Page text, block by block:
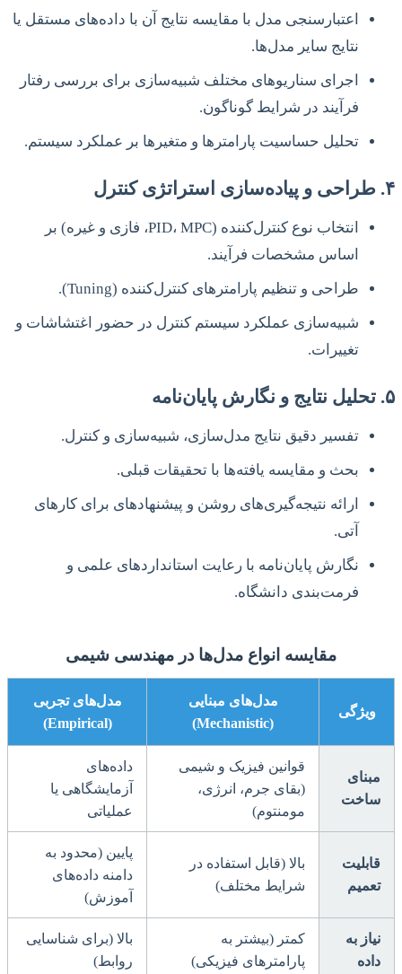
اعتبارسنجی مدل با مقایسه نتایج آن با داده‌های مستقل یا
نتایج سایر مدل‌ها.
اجرای سناریوهای مختلف شبیه‌سازی برای بررسی رفتار
فرآیند در شرایط گوناگون.
تحلیل حساسیت پارامترها و متغیرها بر عملکرد سیستم.
۴. طراحی و پیاده‌سازی استراتژی کنترل
انتخاب نوع کنترل‌کننده (PID، MPC، فازی و غیره) بر
اساس مشخصات فرآیند.
طراحی و تنظیم پارامترهای کنترل‌کننده (Tuning).
شبیه‌سازی عملکرد سیستم کنترل در حضور اغتشاشات و
تغییرات.
۵. تحلیل نتایج و نگارش پایان‌نامه
تفسیر دقیق نتایج مدل‌سازی، شبیه‌سازی و کنترل.
بحث و مقایسه یافته‌ها با تحقیقات قبلی.
ارائه نتیجه‌گیری‌های روشن و پیشنهادهای برای کارهای
آتی.
نگارش پایان‌نامه با رعایت استانداردهای علمی و
فرمت‌بندی دانشگاه.
مقایسه انواع مدل‌ها در مهندسی شیمی
ویژگی
مدل‌های مبنایی
(Mechanistic)
مدل‌های تجربی
(Empirical)
مبنای
ساخت
قوانین فیزیک و شیمی
(بقای جرم، انرژی،
مومنتوم)
داده‌های
آزمایشگاهی یا
عملیاتی
قابلیت
تعمیم
بالا (قابل استفاده در
شرایط مختلف)
پایین (محدود به
دامنه داده‌های
آموزش)
نیاز به
داده
کمتر (بیشتر به
پارامترهای فیزیکی)
بالا (برای شناسایی
روابط)